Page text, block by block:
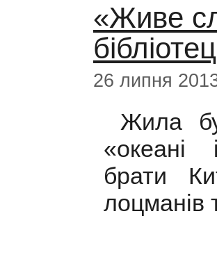
«Живе
26 липня
Жила
«океані
брати
лоцманів